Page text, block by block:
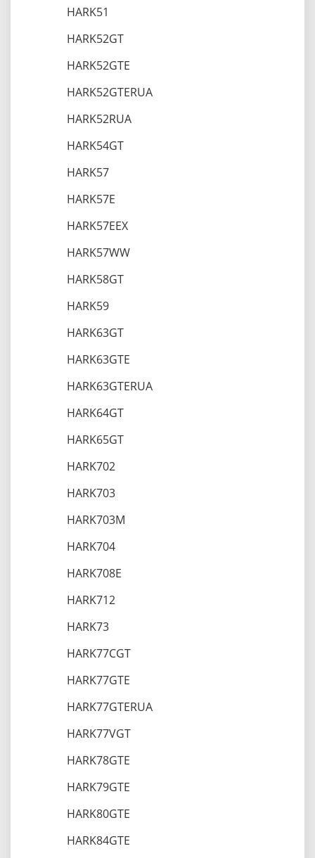
HARK51
HARK52GT
HARK52GTE
HARK52GTERUA
HARK52RUA
HARK54GT
HARK57
HARK57E
HARK57EEX
HARK57WW
HARK58GT
HARK59
HARK63GT
HARK63GTE
HARK63GTERUA
HARK64GT
HARK65GT
HARK702
HARK703
HARK703M
HARK704
HARK708E
HARK712
HARK73
HARK77CGT
HARK77GTE
HARK77GTERUA
HARK77VGT
HARK78GTE
HARK79GTE
HARK80GTE
HARK84GTE